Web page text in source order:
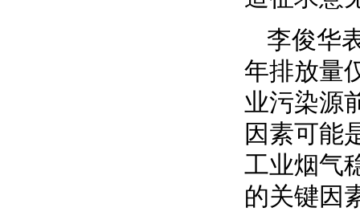
李俊华
年排放量
业污染源
因素可能
工业烟气
的关键因